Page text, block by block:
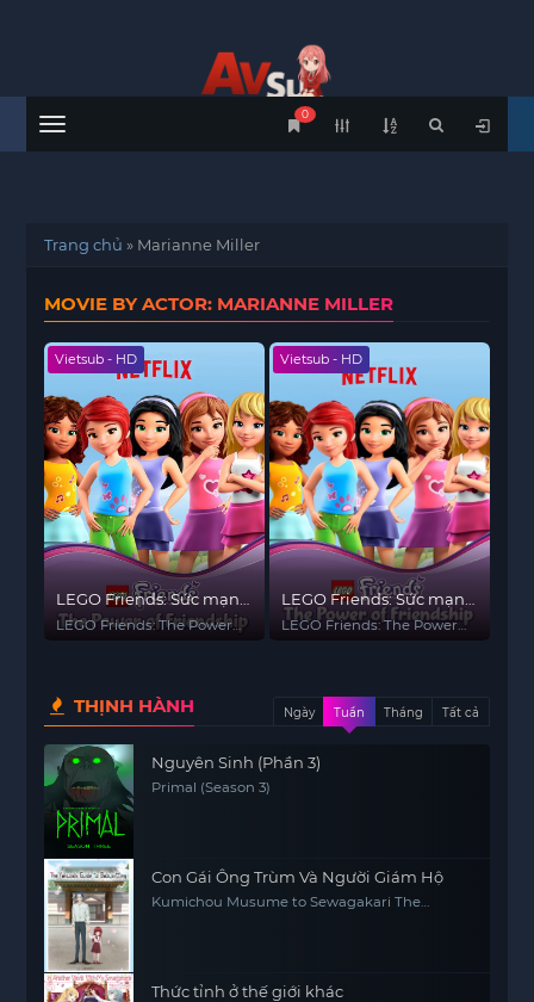
Menu
0
Trang chủ » Marianne Miller
MOVIE BY ACTOR: MARIANNE MILLER
Vietsub - HD
LEGO Friends: Sức mạnh
của tình bạn (Phần 2)
LEGO Friends: The Power
Vietsub - HD
LEGO Friends: Sức mạnh
của tình bạn
LEGO Friends: The Power
THỊNH HÀNH Ngày Tuần Tháng Tất cả
Nguyên Sinh (Phần 3)
Primal (Season 3)
Con Gái Ông Trùm Và Người Giám Hộ
Kumichou Musume to Sewagakari The
Thức tỉnh ở thế giới khác